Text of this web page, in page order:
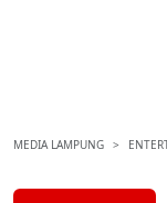
MEDIA LAMPUNG